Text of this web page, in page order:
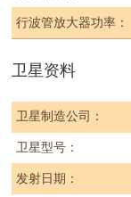
行波管放大器功率：
卫星资料
卫星制造公司：
卫星型号：
发射日期：